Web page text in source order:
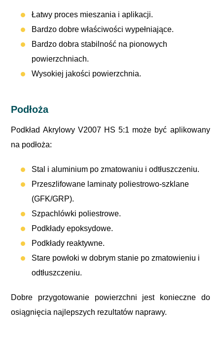
Łatwy proces mieszania i aplikacji.
Bardzo dobre właściwości wypełniające.
Bardzo dobra stabilność na pionowych
powierzchniach.
Wysokiej jakości powierzchnia.
Podłoża
Podkład Akrylowy V2007 HS 5:1 może być aplikowany
na podłoża:
Stal i aluminium po zmatowaniu i odtłuszczeniu.
Przeszlifowane laminaty poliestrowo-szklane
(GFK/GRP).
Szpachlówki poliestrowe.
Podkłady epoksydowe.
Podkłady reaktywne.
Stare powłoki w dobrym stanie po zmatowieniu i
odtłuszczeniu.
Dobre przygotowanie powierzchni jest konieczne do
osiągnięcia najlepszych rezultatów naprawy.